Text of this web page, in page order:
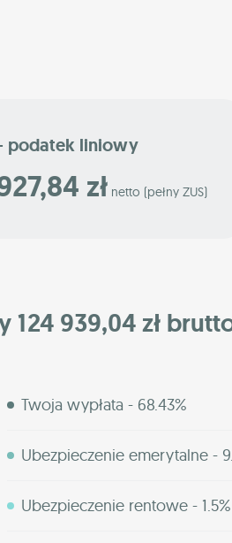
podatek liniowy
zł netto (pełny ZUS)
939,04 zł
Twoja wypłata - 68.43%
Ubezpieczenie emerytalne -
Ubezpieczenie rentowe - 1.5%